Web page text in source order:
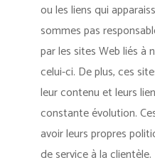
ou les liens qui
sommes pas
par les sites Web liés
celui-ci. De plus, ces
leur contenu et leurs
constante évolution.
avoir leurs propres
de service à la